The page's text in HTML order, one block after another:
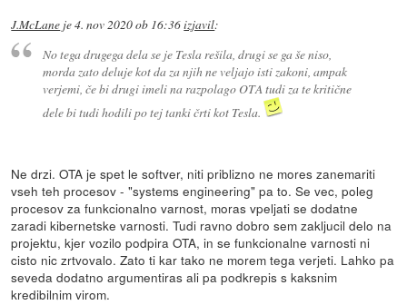
J.McLane je4. nov 2020 ob 16:36izjavil:
No tega drugega dela se je Tesla rešila, drugi se ga še niso,
morda zato deluje kot da za njih ne veljajo isti zakoni, ampak
verjemi, če bi drugi imeli na razpolago OTA tudi za te kritične
dele bi tudi hodili po tej tanki črti kot Tesla.
Ne drzi. OTA je spet le softver, niti priblizno ne mores zanemariti
vseh teh procesov - "systems engineering" pa to. Se vec, poleg
procesov za funkcionalno varnost, moras vpeljati se dodatne
zaradi kibernetske varnosti. Tudi ravno dobro sem zakljucil delo na
projektu, kjer vozilo podpira OTA, in se funkcionalne varnosti ni
cisto nic zrtvovalo. Zato ti kar tako ne morem tega verjeti. Lahko pa
seveda dodatno argumentiras ali pa podkrepis s kaksnim
kredibilnim virom.